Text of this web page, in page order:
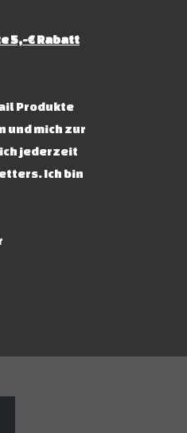
5,-€ Rabatt
Produkte
und mich zur
jederzeit
Ich bin